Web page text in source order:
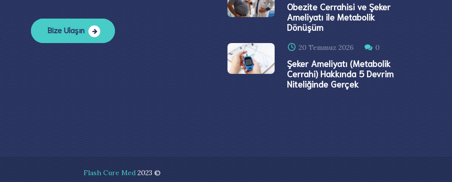
Bize Ulaşın
Obezite Cerrahisi ve Şeker
Ameliyatı ile Metabolik
Dönüşüm
20 Temmuz 2026 0
Şeker Ameliyatı (Metabolik
Cerrahi) Hakkında 5 Devrim
Niteliğinde Gerçek
Flash Cure Med 2023 ©